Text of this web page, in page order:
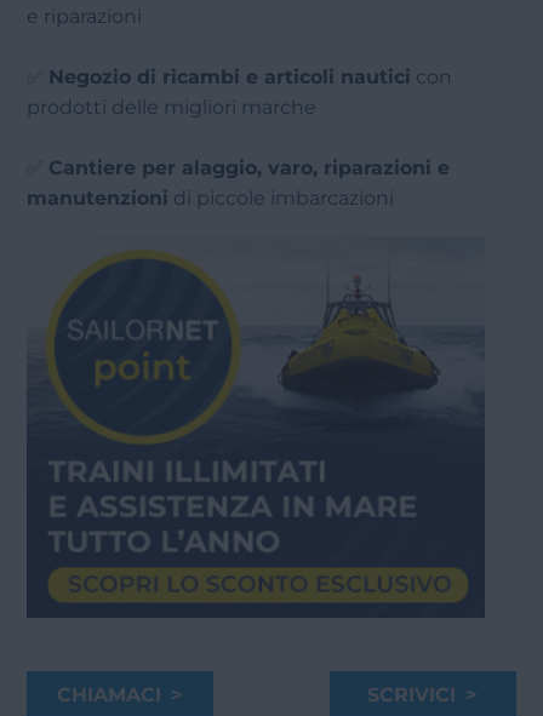
e riparazioni
Negozio di ricambi e articoli nautici con
prodotti delle migliori marche
Cantiere per alaggio, varo, riparazioni e
manutenzioni di piccole imbarcazioni
CHIAMACI > SCRIVICI >